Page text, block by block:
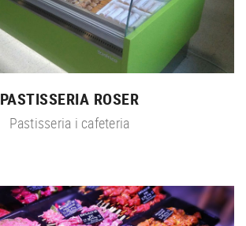
PASTISSERIA ROSER
Pastisseria i cafeteria